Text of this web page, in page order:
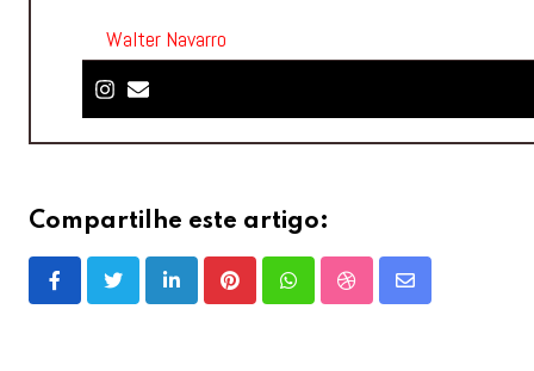
Walter Navarro
Compartilhe este artigo:
LinkedInPinterestWhatsappStumbleUpon
Share